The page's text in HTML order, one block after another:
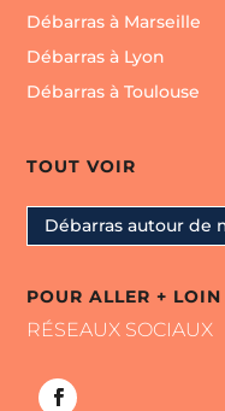
Débarras à Marseille
Débarras à Lyon
Débarras à Toulouse
TOUT VOIR
Débarras autour de
POUR ALLER + LOIN
RÉSEAUX SOCIAUX